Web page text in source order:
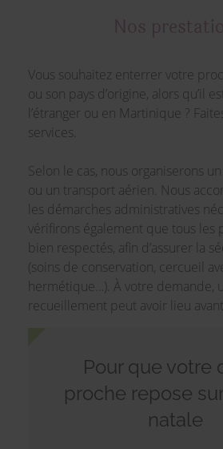
Vous souhaitez enterrer votre
ou son pays d’origine, alors qu’il
l’étranger ou en Martinique ?
services.
Selon le cas, nous organiserons
ou un transport aérien. Nous
les démarches administratives
vérifirons également que tous les
bien respectés, afin d’assurer la
(soins de conservation, cercueil
hermétique…). À votre demande,
recueillement peut avoir lieu
Pour que votre
proche repose
natale